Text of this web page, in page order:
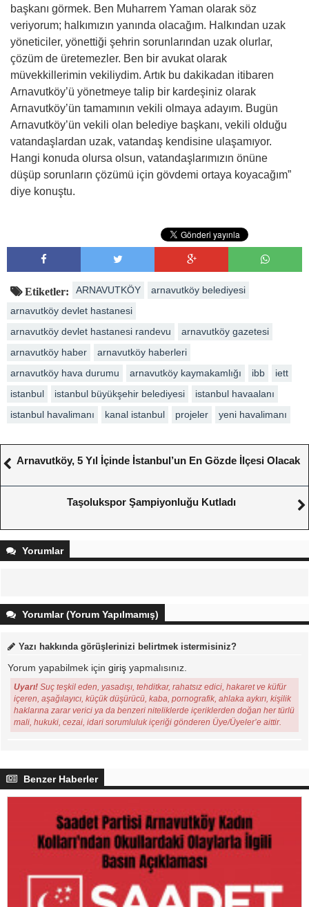
başkanı görmek. Ben Muharrem Yaman olarak söz
veriyorum; halkımızın yanında olacağım. Halkından uzak
yöneticiler, yönettiği şehrin sorunlarından uzak olurlar,
çözüm de üretemezler. Ben bir avukat olarak
müvekkillerimin vekiliydim. Artık bu dakikadan itibaren
Arnavutköy’ü yönetmeye talip bir kardeşiniz olarak
Arnavutköy’ün tamamının vekili olmaya adayım. Bugün
Arnavutköy’ün vekili olan belediye başkanı, vekili olduğu
vatandaşlardan uzak, vatandaş kendisine ulaşamıyor.
Hangi konuda olursa olsun, vatandaşlarımızın önüne
düşüp sorunların çözümü için gövdemi ortaya koyacağım”
diye konuştu.
Etiketler: ARNAVUTKÖY
arnavutköy belediyesi
arnavutköy devlet hastanesi
arnavutköy devlet hastanesi randevu
arnavutköy gazetesi
arnavutköy haber
arnavutköy haberleri
arnavutköy hava durumu
arnavutköy kaymakamlığı ibb
iett
istanbul
istanbul büyükşehir belediyesi
istanbul havaalanı
istanbul havalimanı
kanal istanbul projeler yeni havalimanı
Arnavutköy, 5 Yıl İçinde İstanbul’un En Gözde İlçesi Olacak
Taşolukspor Şampiyonluğu Kutladı
Yorumlar
Yorumlar (Yorum Yapılmamış)
Yazı hakkında görüşlerinizi belirtmek istermisiniz?
Yorum yapabilmek için giriş yapmalısınız.
Uyarı! Suç teşkil eden, yasadışı, tehditkar, rahatsız edici, hakaret ve küfür
içeren, aşağılayıcı, küçük düşürücü, kaba, pornografik, ahlaka aykırı, kişilik
haklarına zarar verici ya da benzeri niteliklerde içeriklerden doğan her türlü
mali, hukuki, cezai, idari sorumluluk içeriği gönderen Üye/Üyeler’e aittir.
Benzer Haberler